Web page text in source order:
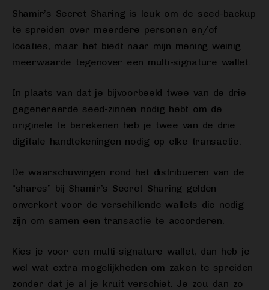
Shamir’s Secret Sharing is leuk om de seed-backup
te spreiden over meerdere personen en/of
locaties, maar het biedt naar mijn mening weinig
meerwaarde tegenover een multi-signature wallet.
In plaats van dat je bijvoorbeeld twee van de drie
gegenereerde seed-zinnen nodig hebt om de
originele te berekenen heb je twee van de drie
digitale handtekeningen nodig op elke transactie.
De waarschuwingen rond het distribueren van de
“shares” bij Shamir’s Secret Sharing gelden
onverkort voor de verschillende wallets die nodig
zijn om samen een transactie te accorderen.
Kies je voor een multi-signature wallet, dan heb je
wel wat extra mogelijkheden om zaken te spreiden
zonder dat je al je kruit verschiet. Je zou dan zo